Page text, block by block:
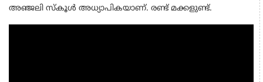
അഞ്ജലി സ്കൂൾ അധ്യാപികയാണ്. രണ്ട് മക്കളുണ്ട്.